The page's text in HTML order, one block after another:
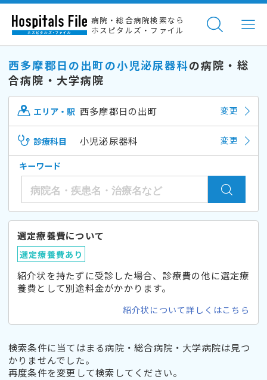
病院・総合病院検索なら
ホスピタルズ・ファイル
西多摩郡日の出町の小児泌尿器科の病院・総
合病院・大学病院
エリア・駅 西多摩郡日の出町 変更
診療科目 小児泌尿器科 変更
キーワード
選定療養費について
選定療養費あり
紹介状を持たずに受診した場合、診療費の他に選定療
養費として別途料金がかかります。
紹介状について詳しくはこちら
検索条件に当てはまる病院・総合病院・大学病院は見つ
かりませんでした。
再度条件を変更して検索してください。